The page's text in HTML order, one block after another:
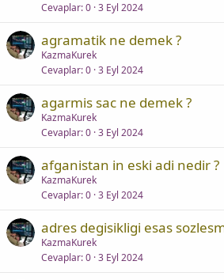
Cevaplar 0 3 Eyl 2024
agramatik ne demek ?
KazmaKurek
Cevaplar 0 3 Eyl 2024
agarmis sac ne demek ?
KazmaKurek
Cevaplar 0 3 Eyl 2024
afganistan in eski adi nedir ?
KazmaKurek
Cevaplar 0 3 Eyl 2024
adres degisikligi esas
KazmaKurek
Cevaplar 0 3 Eyl 2024